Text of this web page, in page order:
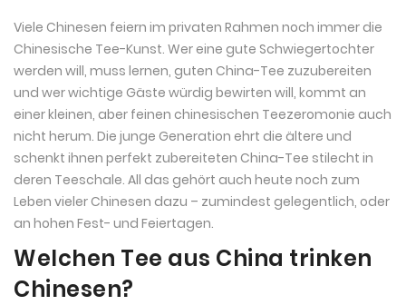
Viele Chinesen feiern im privaten Rahmen noch immer die
Chinesische Tee-Kunst. Wer eine gute Schwiegertochter
werden will, muss lernen, guten China-Tee zuzubereiten
und wer wichtige Gäste würdig bewirten will, kommt an
einer kleinen, aber feinen chinesischen Teezeromonie auch
nicht herum. Die junge Generation ehrt die ältere und
schenkt ihnen perfekt zubereiteten China-Tee stilecht in
deren Teeschale. All das gehört auch heute noch zum
Leben vieler Chinesen dazu – zumindest gelegentlich, oder
an hohen Fest- und Feiertagen.
Welchen Tee aus China trinken
Chinesen?